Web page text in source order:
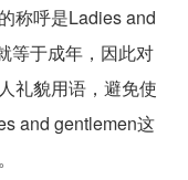
称呼是Ladies and
等于成年，因此对
礼貌用语，避免使
and gentlemen这